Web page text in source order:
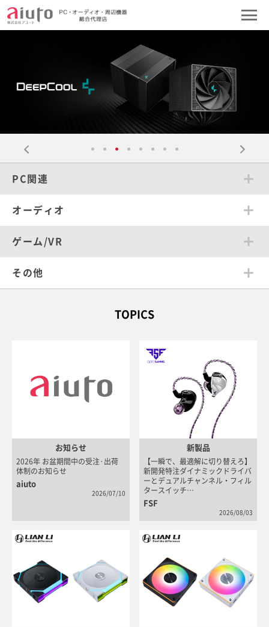
PC関連
オーディオ
ゲーム/VR
その他
TOPICS
お知らせ
2026年 お盆期間中の受注·出荷
体制のお知らせ
aiuto
2026/07/10
新製品
【一瞬で、最適解に切り替えろ】
新開発特注ダイナミックドライバ
ーとデュアルチャンネル・フィル
タースイッチ…
FSF
2026/08/03